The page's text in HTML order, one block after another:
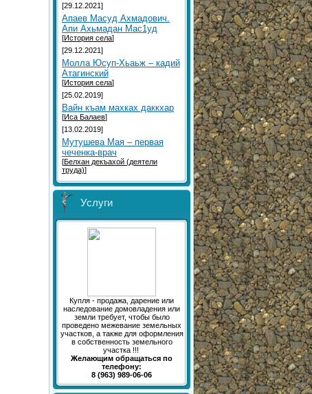
[29.12.2021]
Aпаев Масуд Ахмадович.
Aпи Ахьмадан Мас1уд
[История села]
[29.12.2021]
Молла Юсуп-Хьаьж – кадий
Атагинский
[История села]
[25.02.2019]
Вайн къам махках даккхар
[Иса Балаев]
[13.02.2019]
Мутушева Мая – первая
чеченка-врач
[Белхан декъахой (деятели
труда)]
Услуги
Купля - продажа, дарение или
наследование домовладения или
земли требует, чтобы было
проведено межевание земельных
участков, а также для оформления
в собственность земельного
участка !!!
Желающим обращаться по
телефону:
8 (963) 989-06-06